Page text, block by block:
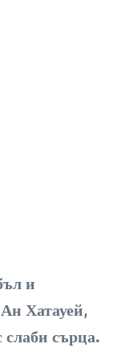
и
Хатауей,
слаби сърца.